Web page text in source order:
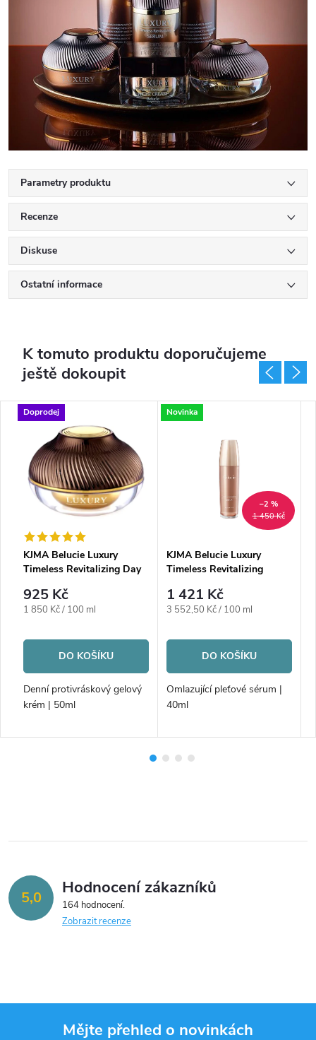
Parametry produktu
Recenze
Diskuse
Ostatní informace
K tomuto produktu doporučujeme
ještě dokoupit
Doprodej
KJMA Belucie Luxury
Timeless Revitalizing Day
925 Kč
Měrná
1 850 Kč / 100 ml
DO KOŠÍKU
Denní protivráskový gelový
krém | 50ml
Novinka
1 450 Kč
–2 %
KJMA Belucie Luxury
Timeless Revitalizing
1 421 Kč
Měrná
3 552,50 Kč / 100 ml
DO KOŠÍKU
Omlazující pleťové sérum |
40ml
5,0 Hodnocení zákazníků
164 hodnocení
Zobrazit recenze
Mějte přehled o novinkách